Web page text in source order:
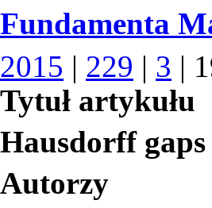
Fundamenta
2015 | 229 | 3 |
Tytuł artykułu
Hausdorff
Autorzy